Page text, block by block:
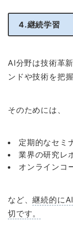
4.継続学習
AI分野は技術革
ンドや技術を把
そのためには、
定期的なセミ
業界の研究レ
オンラインコ
など、継続的に
切です。